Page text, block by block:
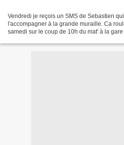
Vendredi je reçois un SMS de Sebastien
l'accompagner à la grande muraille. Ca
samedi sur le coup de 10h du mat' à la